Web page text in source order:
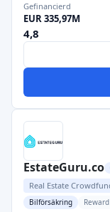
Gefinancierd
EUR 335,97M
4,8
EstateGuru.co
Real Estate
Bilförsäkring